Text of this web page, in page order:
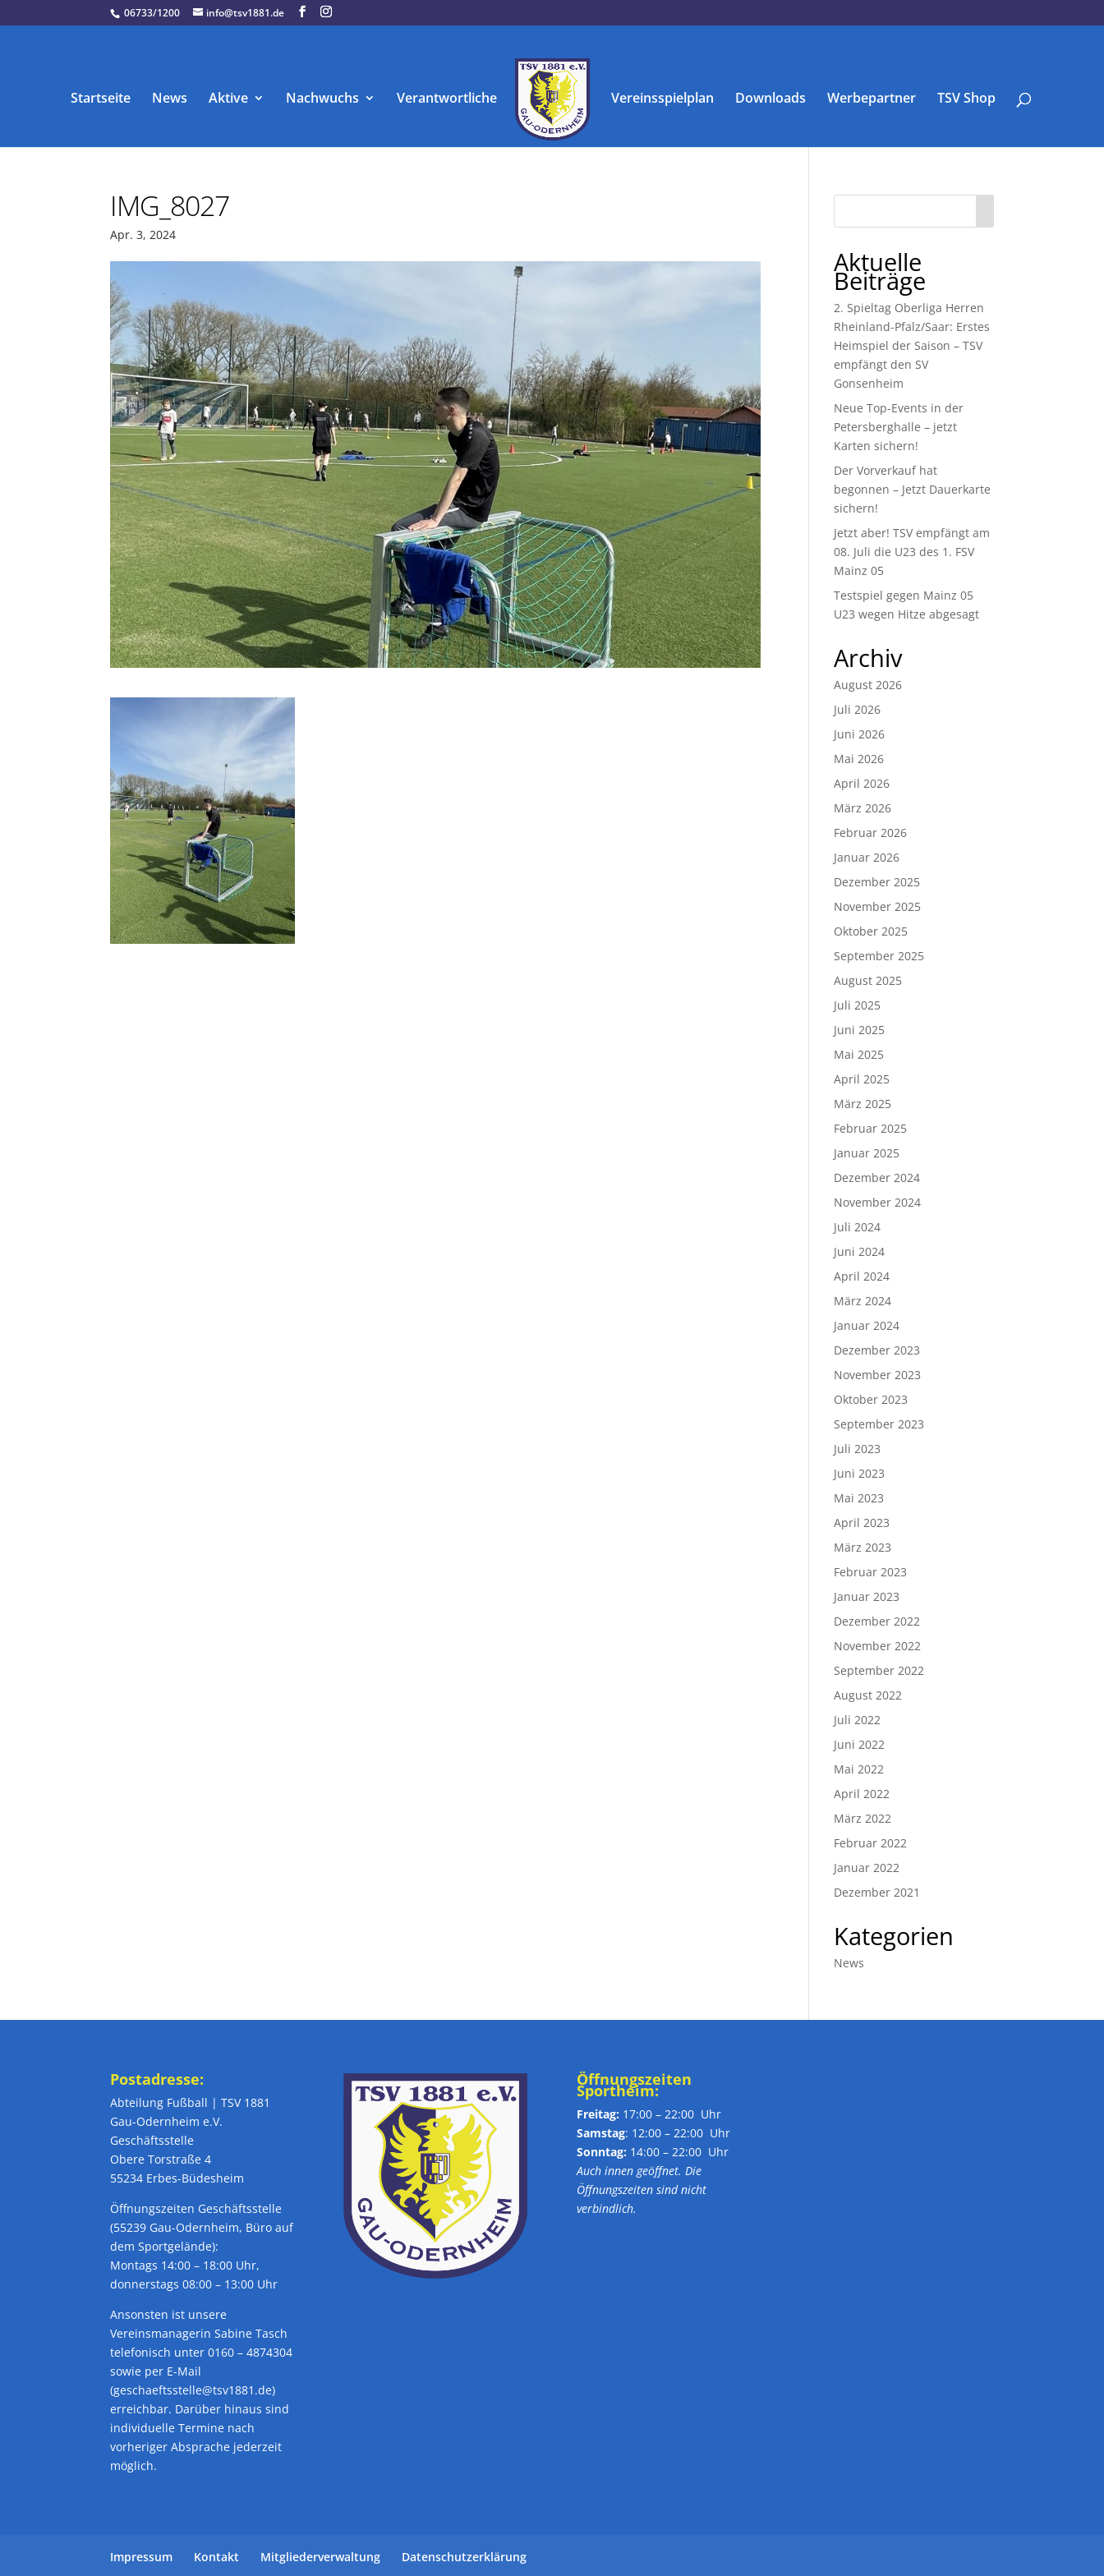
06733/1200 info@tsv1881.de
Startseite News Aktive Nachwuchs Verantwortliche Vereinsspielplan Downloads Werbepartner TSV Shop
IMG_8027
Apr. 3, 2024
Aktuelle
Beiträge
2. Spieltag Oberliga Herren
Rheinland-Pfalz/Saar: Erstes
Heimspiel der Saison – TSV
empfängt den SV
Gonsenheim
Neue Top-Events in der
Petersberghalle – jetzt
Karten sichern!
Der Vorverkauf hat
begonnen – Jetzt Dauerkarte
sichern!
Jetzt aber! TSV empfängt am
08. Juli die U23 des 1. FSV
Mainz 05
Testspiel gegen Mainz 05
U23 wegen Hitze abgesagt
Archiv
August 2026
Juli 2026
Juni 2026
Mai 2026
April 2026
März 2026
Februar 2026
Januar 2026
Dezember 2025
November 2025
Oktober 2025
September 2025
August 2025
Juli 2025
Juni 2025
Mai 2025
April 2025
März 2025
Februar 2025
Januar 2025
Dezember 2024
November 2024
Juli 2024
Juni 2024
April 2024
März 2024
Januar 2024
Dezember 2023
November 2023
Oktober 2023
September 2023
Juli 2023
Juni 2023
Mai 2023
April 2023
März 2023
Februar 2023
Januar 2023
Dezember 2022
November 2022
September 2022
August 2022
Juli 2022
Juni 2022
Mai 2022
April 2022
März 2022
Februar 2022
Januar 2022
Dezember 2021
Kategorien
News
Postadresse:
Abteilung Fußball | TSV 1881
Gau-Odernheim e.V.
Geschäftsstelle
Obere Torstraße 4
55234 Erbes-Büdesheim
Öffnungszeiten Geschäftsstelle
(55239 Gau-Odernheim, Büro auf
dem Sportgelände):
Montags 14:00 – 18:00 Uhr,
donnerstags 08:00 – 13:00 Uhr
Ansonsten ist unsere
Vereinsmanagerin Sabine Tasch
telefonisch unter 0160 – 4874304
sowie per E-Mail
(geschaeftsstelle@tsv1881.de)
erreichbar. Darüber hinaus sind
individuelle Termine nach
vorheriger Absprache jederzeit
möglich.
Öffnungszeiten
Sportheim:
Freitag: 17:00 – 22:00 Uhr
Samstag: 12:00 – 22:00 Uhr
Sonntag: 14:00 – 22:00 Uhr
Auch innen geöffnet. Die
Öffnungszeiten sind nicht
verbindlich.
Impressum Kontakt Mitgliederverwaltung Datenschutzerklärung